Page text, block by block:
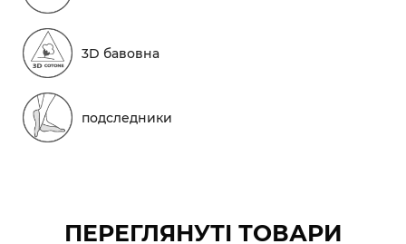
3D бавовна
подследники
ПЕРЕГЛЯНУТІ ТОВАРИ